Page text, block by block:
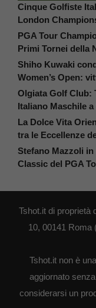
Cinque Golfiste
London
PGA Tour
Primi Tornei della
Shiho Kuwaki
Women’s Open:
Olgiata Golf Club:
Italiano Maschile a
La Dolce Vita
tra le Eccellenze
Stefano Mazzoli
Classic del PGA
Tshot.it di proprietà
10, 00141 Roma
Tshot.it non è
aggiornato
considerarsi un